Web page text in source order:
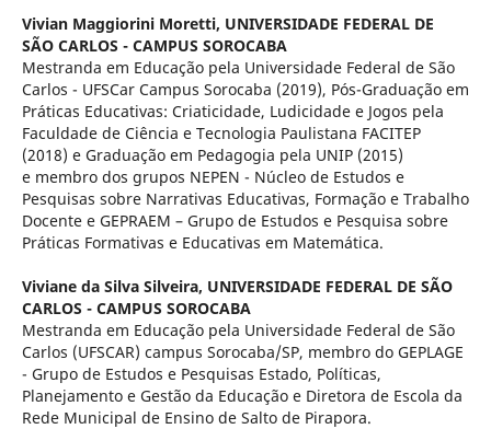
Vivian Maggiorini Moretti, UNIVERSIDADE FEDERAL DE
SÃO CARLOS - CAMPUS SOROCABA
Mestranda em Educação pela Universidade Federal de São
Carlos - UFSCar Campus Sorocaba (2019), Pós-Graduação em
Práticas Educativas: Criaticidade, Ludicidade e Jogos pela
Faculdade de Ciência e Tecnologia Paulistana FACITEP
(2018) e Graduação em Pedagogia pela UNIP (2015)
e membro dos grupos NEPEN - Núcleo de Estudos e
Pesquisas sobre Narrativas Educativas, Formação e Trabalho
Docente e GEPRAEM – Grupo de Estudos e Pesquisa sobre
Práticas Formativas e Educativas em Matemática.
Viviane da Silva Silveira, UNIVERSIDADE FEDERAL DE SÃO
CARLOS - CAMPUS SOROCABA
Mestranda em Educação pela Universidade Federal de São
Carlos (UFSCAR) campus Sorocaba/SP, membro do GEPLAGE
- Grupo de Estudos e Pesquisas Estado, Políticas,
Planejamento e Gestão da Educação e Diretora de Escola da
Rede Municipal de Ensino de Salto de Pirapora.